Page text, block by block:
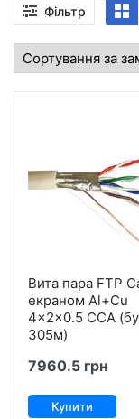
Фільтр
Вита пара FTP
екраном Al+Сu
4x2x0.5 ССА
305м)
7960.5 грн
Купити